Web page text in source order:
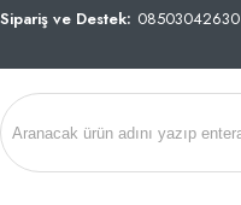
Sipariş ve Destek: 08503042630